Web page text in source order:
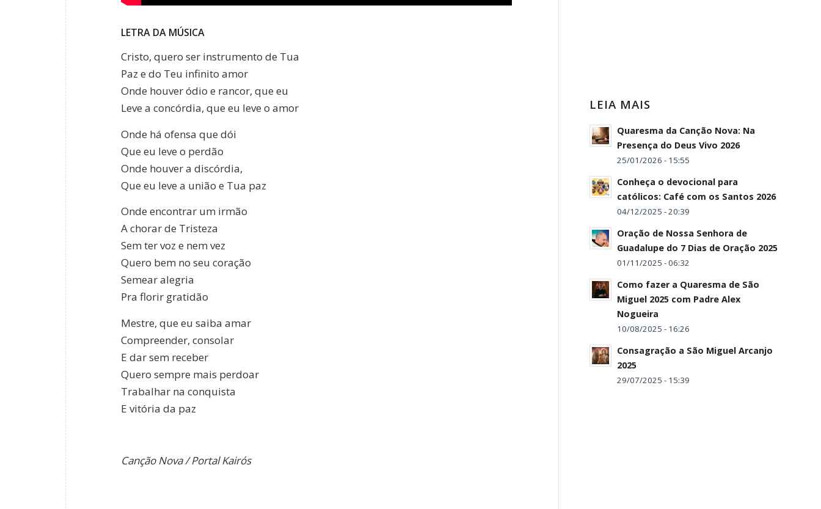
LETRA DA MÚSICA
Cristo, quero ser instrumento de Tua
Paz e do Teu infinito amor
Onde houver ódio e rancor, que eu
Leve a concórdia, que eu leve o amor
Onde há ofensa que dói
Que eu leve o perdão
Onde houver a discórdia,
Que eu leve a união e Tua paz
Onde encontrar um irmão
A chorar de Tristeza
Sem ter voz e nem vez
Quero bem no seu coração
Semear alegria
Pra florir gratidão
Mestre, que eu saiba amar
Compreender, consolar
E dar sem receber
Quero sempre mais perdoar
Trabalhar na conquista
E vitória da paz
Canção Nova / Portal Kairós
LEIA MAIS
Quaresma da Canção Nova: Na
Presença do Deus Vivo 2026
25/01/2026 - 15:55
Conheça o devocional para
católicos: Café com os Santos 2026
04/12/2025 - 20:39
Oração de Nossa Senhora de
Guadalupe do 7 Dias de Oração 2025
01/11/2025 - 06:32
Como fazer a Quaresma de São
Miguel 2025 com Padre Alex
Nogueira
10/08/2025 - 16:26
Consagração a São Miguel Arcanjo
2025
29/07/2025 - 15:39